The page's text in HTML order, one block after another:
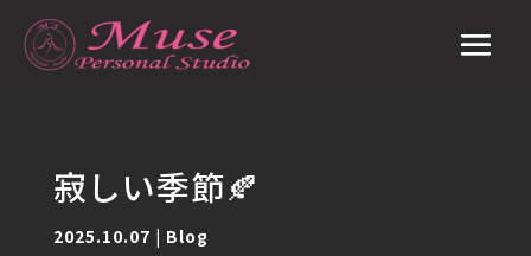
寂しい季節🍂
2025.10.07 | Blog